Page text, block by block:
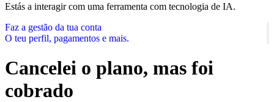
Estás a interagir com uma ferramenta com tecnologia de IA.
Faz a gestão da tua conta
O teu perfil, pagamentos e mais.
Cancelei o plano, mas foi
cobrado